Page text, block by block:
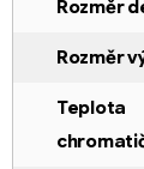
Rozměr
Rozměr
Teplota